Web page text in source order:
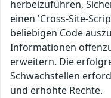
herbeizuführen,
einen 'Cross-Site-
beliebigen Code
Informationen
erweitern. Die
Schwachstellen
und erhöhte Rechte.